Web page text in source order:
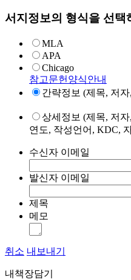
서지정보의 형식을 선택
MLA
APA
Chicago
참고문헌양식안내
간략정보 (제목, 저
상세정보 (제목, 저
연도, 작성언어, KDC,
수신자 이메일
발신자 이메일
제목
메모
취소 내보내기
내책장담기